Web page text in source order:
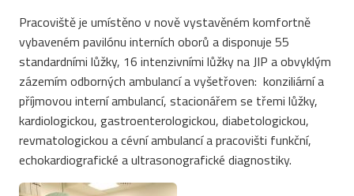
Pracoviště je umístěno v nově vystavěném komfortně
vybaveném pavilónu interních oborů a disponuje 55
standardními lůžky, 16 intenzivními lůžky na JIP a obvyklým
zázemím odborných ambulancí a vyšetřoven: konziliární a
příjmovou interní ambulancí, stacionářem se třemi lůžky,
kardiologickou, gastroenterologickou, diabetologickou,
revmatologickou a cévní ambulancí a pracovišti funkční,
echokardiografické a ultrasonografické diagnostiky.